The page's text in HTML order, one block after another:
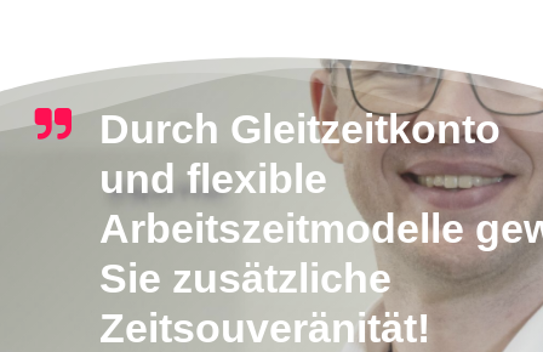
Durch Gleitzeitkonto
undflexible
Arbeitszeitmodelle
Sie zusätzliche
Zeitsouveränität!